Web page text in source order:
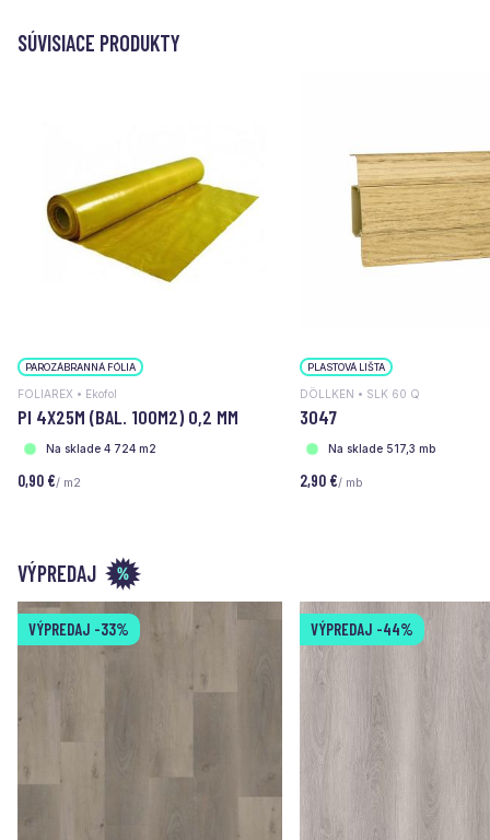
SÚVISIACE PRODUKTY
PAROZÁBRANNÁ FÓLIA
FOLIAREX • Ekofol
PI 4X25M (BAL. 100M2) 0,2 MM
Na sklade 4 724 m2
0,90 €/ m2
PLASTOVÁ LIŠTA
DÖLLKEN • SLK 60 Q
3047
Na sklade 517,3 mb
2,90 €/ mb
VÝPREDAJ
VÝPREDAJ -33% VÝPREDAJ -44%